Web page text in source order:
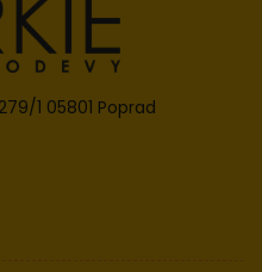
1 05801 Poprad